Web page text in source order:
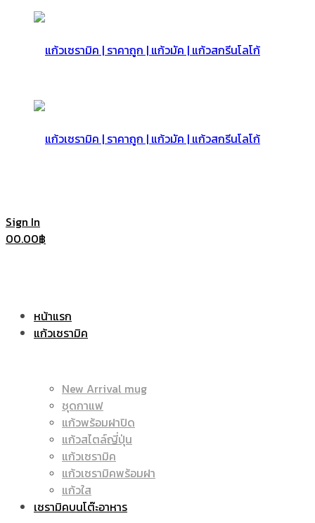
|
ราคา
Sign In
00.00฿
หน้าแรก
แก้วเซรามิค
New Arrival mug
ชุดกาแฟ
แก้วพร้อมฝาปิด
แก้วสไตล์ญี่ปุ่น
แก้วเซรามิค
แก้วเซรามิคพร้อมฝา
แก้วใส
เซรามิคบนโต๊ะอาหาร